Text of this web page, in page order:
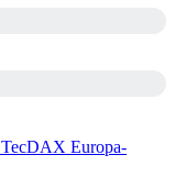
TecDAX Europa-